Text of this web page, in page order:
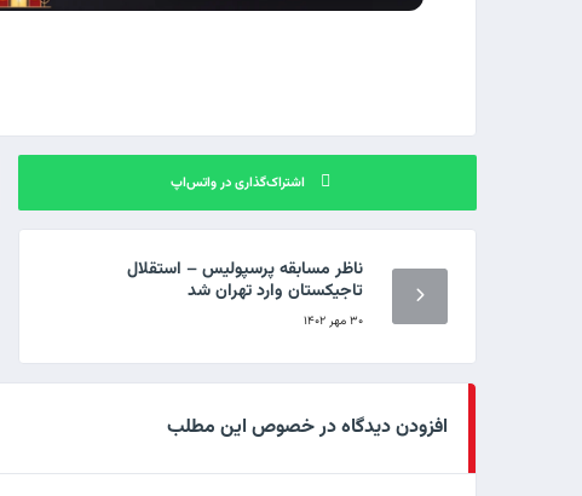
اشتراک‌گذاری در واتس‌اپ
ناظر مسابقه پرسپولیس – استقلال
تاجیکستان وارد تهران شد
۳۰ مهر ۱۴۰۲
افزودن دیدگاه در خصوص این مطلب